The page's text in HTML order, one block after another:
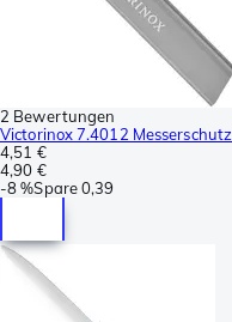
2 Bewertungen
Victorinox 7.4012
4,51 €
4,90 €
-8 %Spare0,39